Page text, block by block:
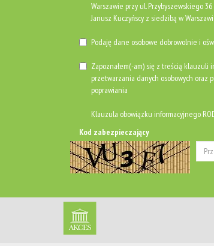
Warszawie przy ul. Przybyszewskiego 36
Janusz Kuczyńscy z siedzibą w
Podaję dane osobowe dobrowolnie i
Zapoznałem(-am) się z treścią klauzuli
przetwarzania danych osobowych oraz
poprawiania
Klauzula obowiązku informacyjnego
Kod zabezpieczający